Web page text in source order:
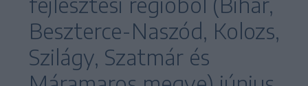
Beszterce-Naszód, Kolozs,
Szilágy, Szatmár és